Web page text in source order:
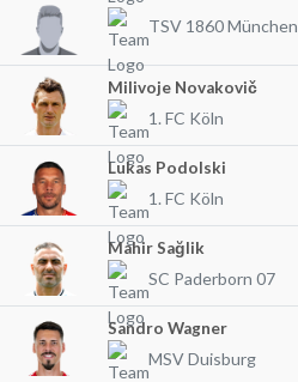
TSV 1860 München
Milivoje Novakovič
1. FC Köln
Lukas Podolski
1. FC Köln
Mahir Sağlik
SC Paderborn 07
Sandro Wagner
MSV Duisburg